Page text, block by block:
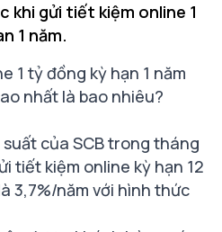
khi gửi tiết kiệm online 1
1 năm.
1 tỷ đồng kỳ hạn 1 năm
nhất là bao nhiêu?
của SCB trong tháng
tiết kiệm online kỳ hạn 12
3,7%/năm với hình thức